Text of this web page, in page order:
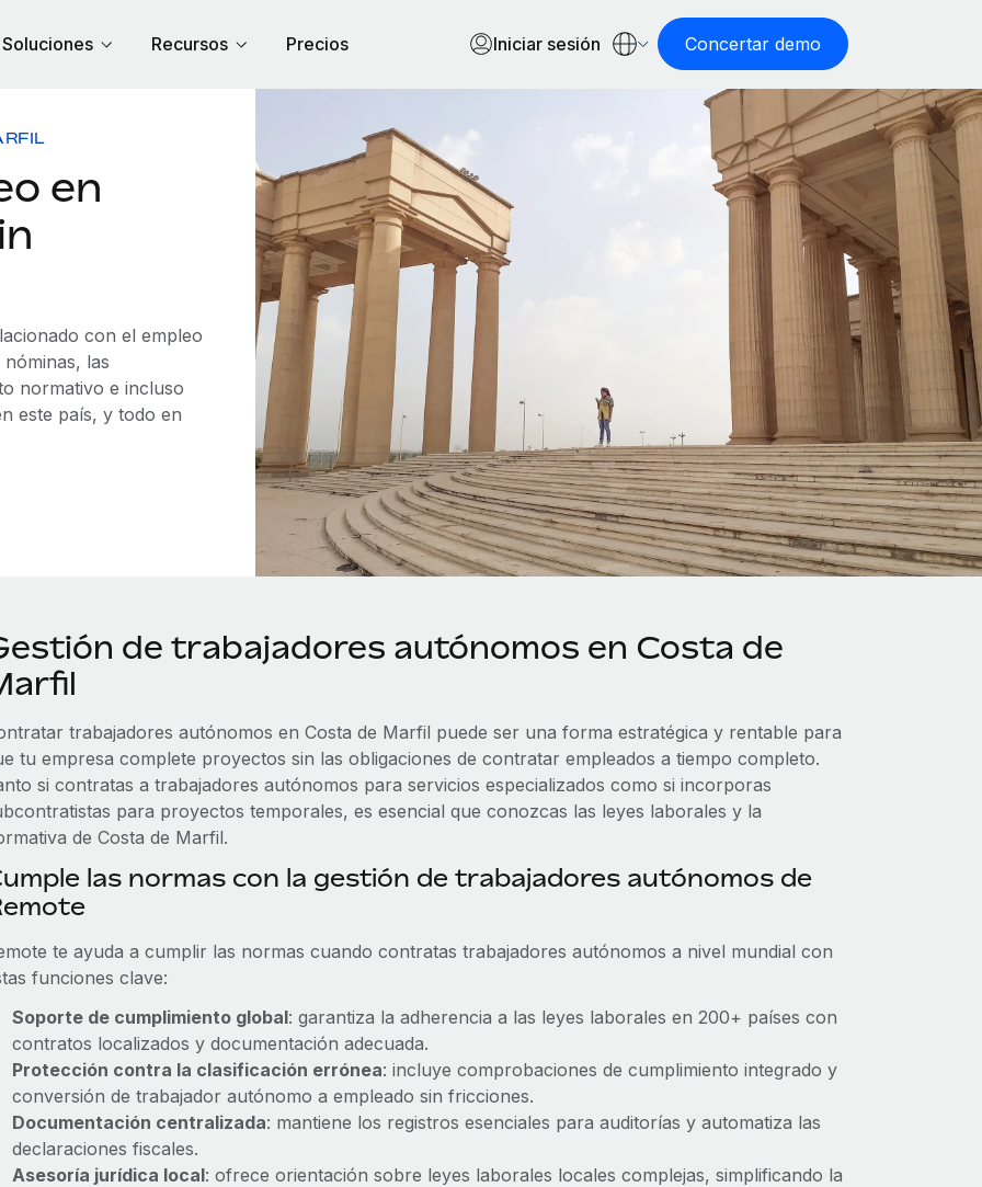
Soluciones Recursos Precios Iniciar sesión Concertar demo
en
con el empleo
las
normativo e incluso
este país, y todo en
de trabajadores autónomos en Costa de
trabajadores autónomos en Costa de Marfil puede ser una forma estratégica y rentable para
tu empresa complete proyectos sin las obligaciones de contratar empleados a tiempo completo.
si contratas a trabajadores autónomos para servicios especializados como si incorporas
para proyectos temporales, es esencial que conozcas las leyes laborales y la
de Costa de Marfil.
las normas con la gestión de trabajadores autónomos de
te ayuda a cumplir las normas cuando contratas trabajadores autónomos a nivel mundial con
funciones clave:
Soporte de cumplimiento global: garantiza la adherencia a las leyes laborales en 200+ países con
contratos localizados y documentación adecuada.
Protección contra la clasificación errónea: incluye comprobaciones de cumplimiento integrado y
conversión de trabajador autónomo a empleado sin fricciones.
Documentación centralizada: mantiene los registros esenciales para auditorías y automatiza las
declaraciones fiscales.
Asesoría jurídica local: ofrece orientación sobre leyes laborales locales complejas, simplificando la